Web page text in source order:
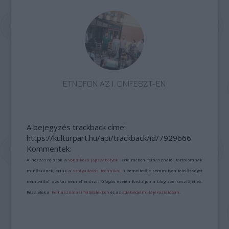
ETNOFON AZ I. ONIFESZT-EN
A bejegyzés trackback címe:
https://kulturpart.hu/api/trackback/id/7929666
Kommentek:
A hozzászólások avonatkozó jogszabályok értelmében felhasználói tartalomnak
minősülnek, értük a szolgáltatás technikai üzemeltetője semmilyen felelősséget
nem vállal, azokat nem ellenőrzi. Kifogás esetén forduljon a blog szerkesztőjéhez.
Részletek a Felhasználási feltételekben és azadatvédelmi tájékoztatóban